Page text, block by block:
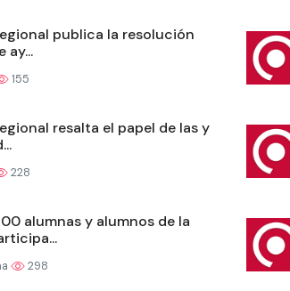
publica la resolución
ay...
155
resalta el papel de las y
228
alumnas y alumnos de la
298